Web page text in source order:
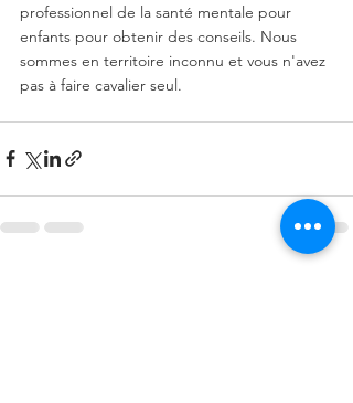
professionnel de la santé mentale pour
enfants pour obtenir des conseils. Nous
sommes en territoire inconnu et vous n'avez
pas à faire cavalier seul.